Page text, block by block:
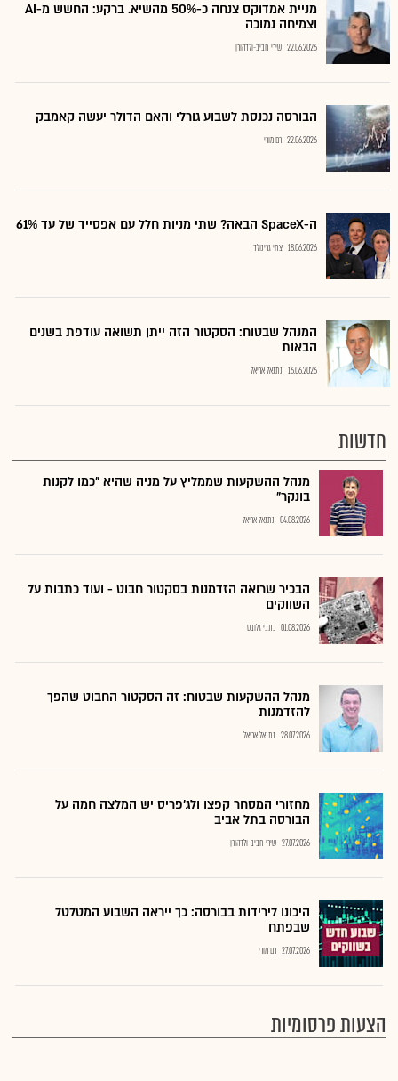
מניית אמדוקס צנחה כ-50% מהשיא. ברקע: החשש מ-AI
וצמיחה נמוכה
22.06.2026 שירי חביב-ולדהורן
הבורסה נכנסת לשבוע גורלי והאם הדולר יעשה קאמבק
22.06.2026 רם מורי
ה-SpaceX הבאה? שתי מניות חלל עם אפסייד של עד 61%
18.06.2026 צחי גרינולד
המנהל שבטוח: הסקטור הזה ייתן תשואה עודפת בשנים
הבאות
16.06.2026 נתנאל אריאל
חדשות
מנהל ההשקעות שממליץ על מניה שהיא "כמו לקנות
בונקר"
04.08.2026 נתנאל אריאל
הבכיר שרואה הזדמנות בסקטור חבוט - ועוד כתבות על
השווקים
01.08.2026 כתבי גלובס
מנהל ההשקעות שבטוח: זה הסקטור החבוט שהפך
להזדמנות
28.07.2026 נתנאל אריאל
מחזורי המסחר קפצו ולג'פריס יש המלצה חמה על
הבורסה בתל אביב
27.07.2026 שירי חביב-ולדהורן
היכונו לירידות בבורסה: כך ייראה השבוע המטלטל
שבפתח
27.07.2026 רם מורי
הצעות פרסומיות